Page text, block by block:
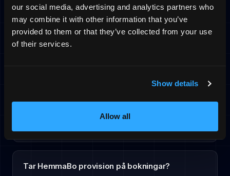
our social media, advertising and analytics partners who
may combine it with other information that you’ve
provided to them or that they’ve collected from your use
of their services.
Show details
Allow all
AI-gästchat, kalenderflöde och automatisk indexering.
HemmaBo är bokningsinfrastruktur för värdens egen
domän.
semesterboenden med incheckning, utcheckning,
API-synk, gästkommunikation och värdens egna
Tar HemmaBo provision på bokningar?